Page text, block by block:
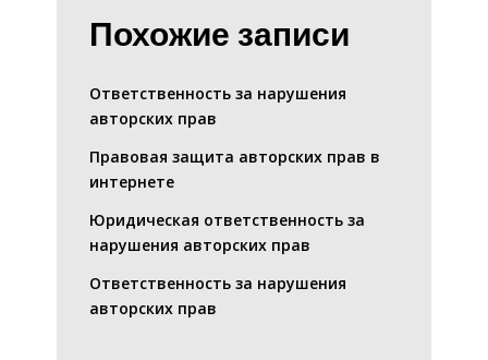
Похожие записи
Ответственность за нарушения
авторских прав
Правовая защита авторских прав в
интернете
Юридическая ответственность за
нарушения авторских прав
Ответственность за нарушения
авторских прав